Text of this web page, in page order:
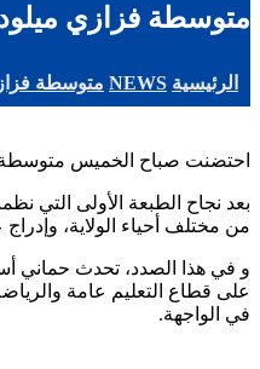
متوسطة فزازي ميلود
الرئيسية NEWS متوسطة
احتضنت صباح الخميس متوسطة
بعد نجاح الطبعة الأولى التي
من مختلف أحياء الولاية، وإدراج عشرة
و في هذا الصدد، تحدث حماني
على قطاع التعليم عامة
في الواجهة.